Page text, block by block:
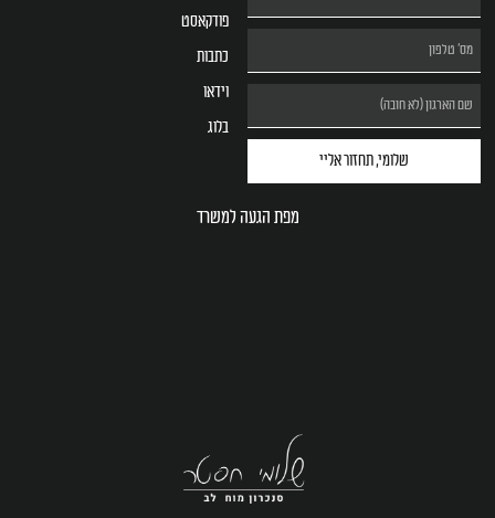
פודקאסט
כתבות
וידאו
בלוג
שלומי, תחזור אליי
מפת הגעה למשרד